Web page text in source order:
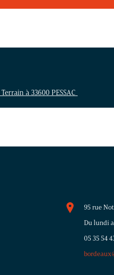
à 33600 PESSAC
95 rue
Du lundi
05 35 54